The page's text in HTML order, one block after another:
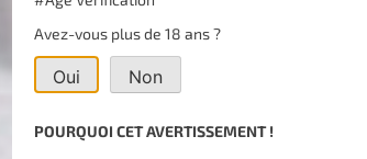
Avez-vous plus de 18 ans ?
Oui Non
POURQUOI CET AVERTISSEMENT !